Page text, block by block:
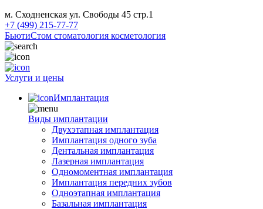
м. Сходненская ул. Свободы 45 стр.1
+7 (499) 215-77-77
БьютиСтом стоматология косметология
Услуги и цены
Имплантация
Виды имплантации
Двухэтапная имплантация
Имплантация одного зуба
Дентальная имплантация
Лазерная имплантация
Одномоментная имплантация
Имплантация передних зубов
Одноэтапная имплантация
Базальная имплантация